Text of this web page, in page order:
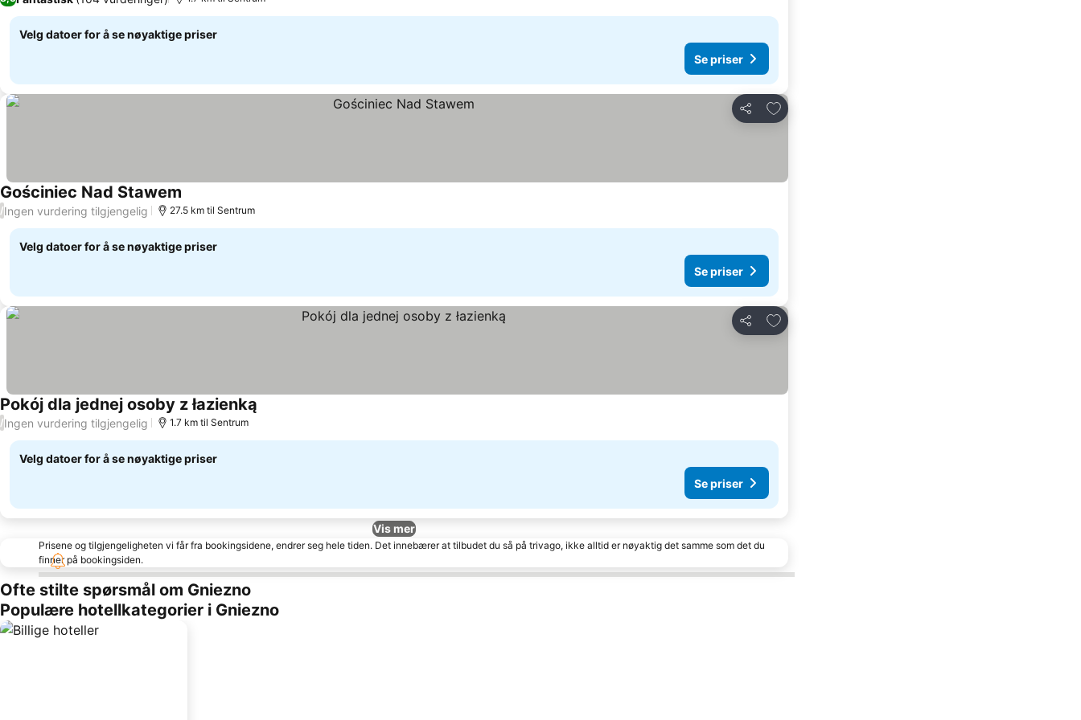
Velg datoer for å se nøyaktige priser
Se priser
Del
Legg til i favoritter
Gościniec Nad Stawem
/Ingen vurdering tilgjengelig 27.5 km til Sentrum
Velg datoer for å se nøyaktige priser
Se priser
Del
Legg til i favoritter
Pokój dla jednej osoby z łazienką
/Ingen vurdering tilgjengelig 1.7 km til Sentrum
Velg datoer for å se nøyaktige priser
Se priser
Vis mer
Prisene og tilgjengeligheten vi får fra bookingsidene, endrer seg hele tiden. Det innebærer at tilbudet du så på trivago, ikke alltid er nøyaktig det samme som det du
finner på bookingsiden.
Ofte stilte spørsmål om Gniezno
Populære hotellkategorier i Gniezno